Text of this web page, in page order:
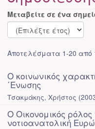
Μεταβείτε σε ένα
Αποτελέσματα 1-20 από
Ο κοινωνικός
΄Ενωσης
Τσακμάκης, Χρήστος (
Ο Οικονομικός
νοτιοανατολική